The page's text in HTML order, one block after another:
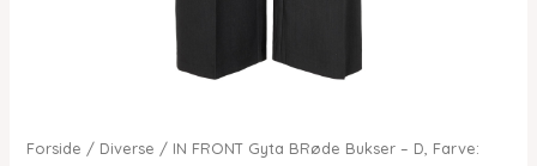
Forside / Diverse / IN FRONT Gyta BRøde Bukser – D, Farve: